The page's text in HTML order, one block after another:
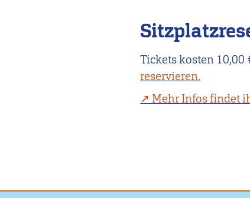
Tickets kosten 10,00
reservieren.
Mehr Infos findet